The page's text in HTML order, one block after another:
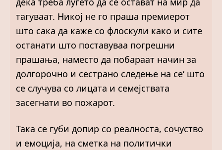
тагуваат. Никој не го праша премиерот
што сака да каже со флоскули како и сите
останати што поставуваа погрешни
прашања, наместо да побараат начин за
долгорочно и сестрано следење на се‘ што
се случува со лицата и семејствата
засегнати во пожарот.
Така се губи допир со реалноста, сочуство
и емоција, на сметка на политички